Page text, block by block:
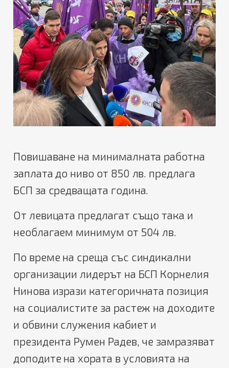
Повишаване на минималната работна
заплата до ниво от 850 лв. предлага
БСП за средващата година.
От левицата предлагат също така и
необлагаем минимум от 504 лв.
По време на среща със синдикални
организации лидерът на БСП Корнелия
Нинова изрази категоричната позиция
на социалистите за растеж на доходите
и обвини служения кабиет и
президента Румен Радев, че замразяват
доподите на хората в условията на